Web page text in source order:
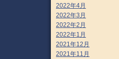
2022年4月
2022年3月
2022年2月
2022年1月
2021年12月
2021年11月